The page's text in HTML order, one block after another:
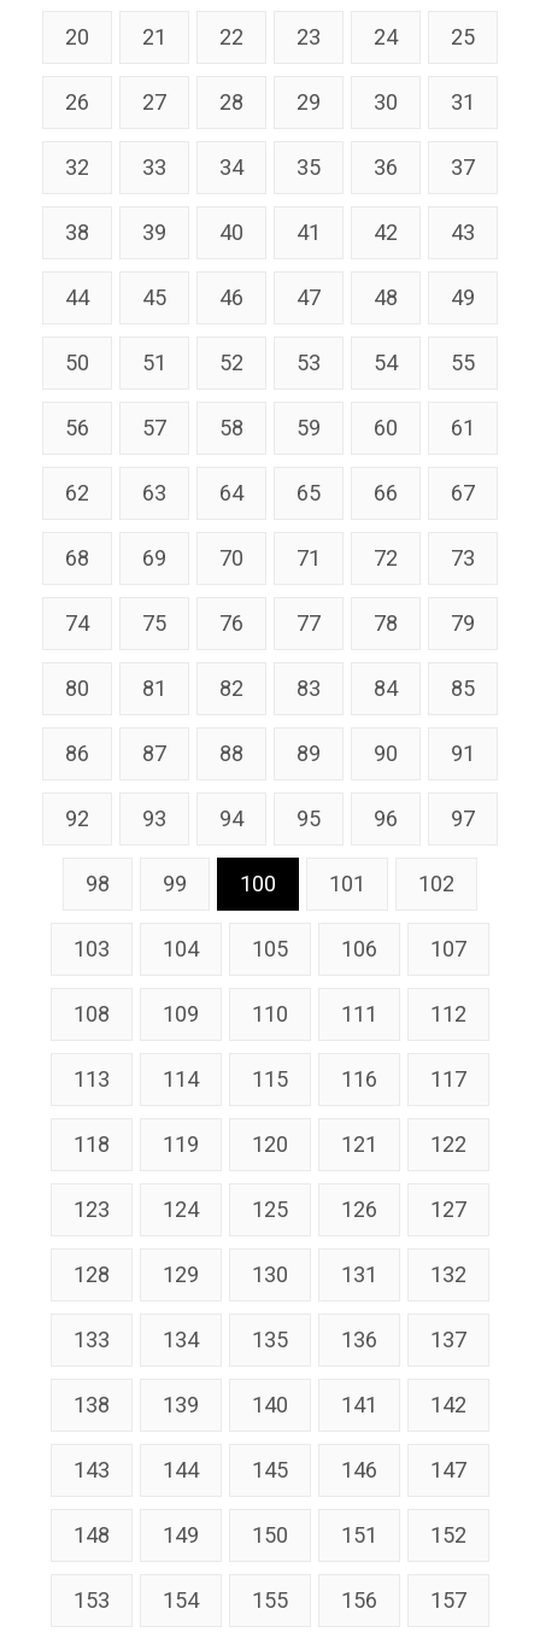
20 21 22 23 24 25
26 27 28 29 30 31
32 33 34 35 36 37
38 39 40 41 42 43
44 45 46 47 48 49
50 51 52 53 54 55
56 57 58 59 60 61
62 63 64 65 66 67
68 69 70 71 72 73
74 75 76 77 78 79
80 81 82 83 84 85
86 87 88 89 90 91
92 93 94 95 96 97
98 99 100 101 102
103 104 105 106 107
108 109 110 111 112
113 114 115 116 117
118 119 120 121 122
123 124 125 126 127
128 129 130 131 132
133 134 135 136 137
138 139 140 141 142
143 144 145 146 147
148 149 150 151 152
153 154 155 156 157